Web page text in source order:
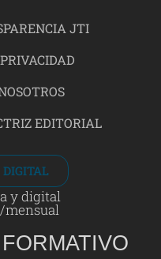
JTI
EDITORIAL
DIGITAL
y digital
mensual